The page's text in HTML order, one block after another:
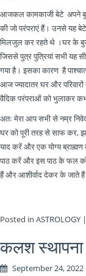
आजकल कामकाजी बेटे अपने
की जो परंपराएं हैं। उनसे यह
मिलजुल कर रहते थे ।घर के
जिससे पुत्र पुत्रियां सभी
गया है। इसका कारण है
आज ज्यादातर घर और परिवारों
वैदिक परंपराओं को भुलाकर
अतः मेरा आप सभी से नम्र
घर को पूरी तरह से साफ कर,
याद करें और एक योग्य
पाठ करें और इस पाठ के फल को
हैं और आशीर्वाद देकर के जाते
Posted in ASTROLOGY |
कलश स्थापना
September 24, 2022